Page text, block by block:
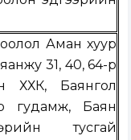
Аман хуур
31, 40, 64-р
ХХК, Баянгол
гудамж, Баян
тусгай